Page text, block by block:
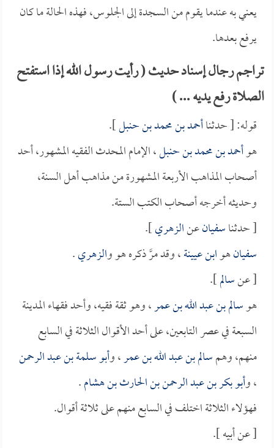
يعني به عندما يقوم من السجدة إلى الجلوس، فهذه الحالة ما كان
يرفع بعدها.
تراجم رجال إسناد حديث ( رأيت رسول الله إذا استفتح
الصلاة رفع يديه ... )
قوله: [ حدثناأحمد بن محمد بن حنبل].
هوأحمد بن محمد بن حنبل، الإمام المحدث الفقيه المشهور، أحد
أصحاب المذاهب الأربعة المشهورة من مذاهب أهل السنة،
وحديثه أخرجه أصحاب الكتب الستة.
[ حدثناسفيانعنالزهري].
سفيانهوابن عيينة، وقد مرَّ ذكره هو والزهري.
[ عنسالم].
هوسالم بن عبد الله بن عمر، وهو ثقة فقيه، وأحد فقهاء المدينة
السبعة في عصر التابعين، على أحد الأقوال الثلاثة في السابع
منهم، وهمسالم بن عبد الله بن عمر، وأبو سلمة بن عبد الرحمن
، وأبو بكر بن عبد الرحمن بن الحارث بن هشام.
فهؤلاء الثلاثة اختلف في السابع منهم على ثلاثة أقوال.
[ عن أبيه ].